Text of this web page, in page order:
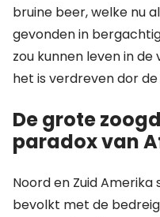
bruine beer, welke nu
gevonden in
zou kunnen leven in
het is verdreven dor de
De grote
paradox van
Noord en Zuid
bevolkt met de